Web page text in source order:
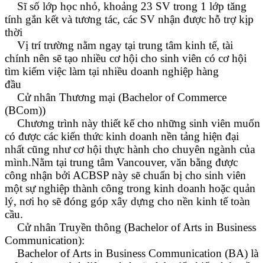
Sĩ số lớp học nhỏ, khoảng 23 SV trong 1 lớp tăng
tính gắn kết và tương tác, các SV nhận được hỗ trợ kịp
thời
Vị trí trường nằm ngay tại trung tâm kinh tế, tài
chính nên sẽ tạo nhiều cơ hội cho sinh viên có cơ hội
tìm kiếm việc làm tại nhiều doanh nghiệp hàng
đầu
Cử nhân Thương mại (Bachelor of Commerce
(BCom))
Chương trình này thiết kế cho những sinh viên muốn
có được các kiến thức kinh doanh nền tảng hiện đại
nhất cũng như cơ hội thực hành cho chuyên ngành của
mình.Nằm tại trung tâm Vancouver, văn bằng được
công nhận bởi ACBSP này sẽ chuẩn bị cho sinh viên
một sự nghiệp thành công trong kinh doanh hoặc quản
lý, nơi họ sẽ đóng góp xây dựng cho nền kinh tế toàn
cầu.
Cử nhân Truyền thông (Bachelor of Arts in Business
Communication):
Bachelor of Arts in Business Communication (BA) là